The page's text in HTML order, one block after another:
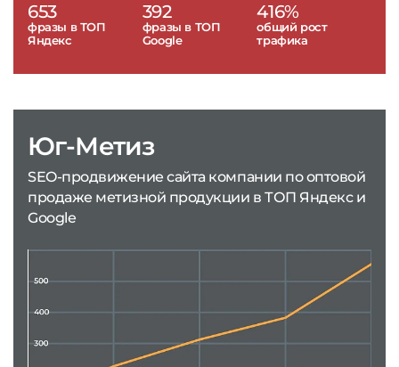
653
фразы в ТОП
Яндекс
392
фразы в ТОП
Google
416%
общий рост
трафика
Юг-Метиз
SEO-продвижение сайта компании по оптовой
продаже метизной продукции в ТОП Яндекс и
Google